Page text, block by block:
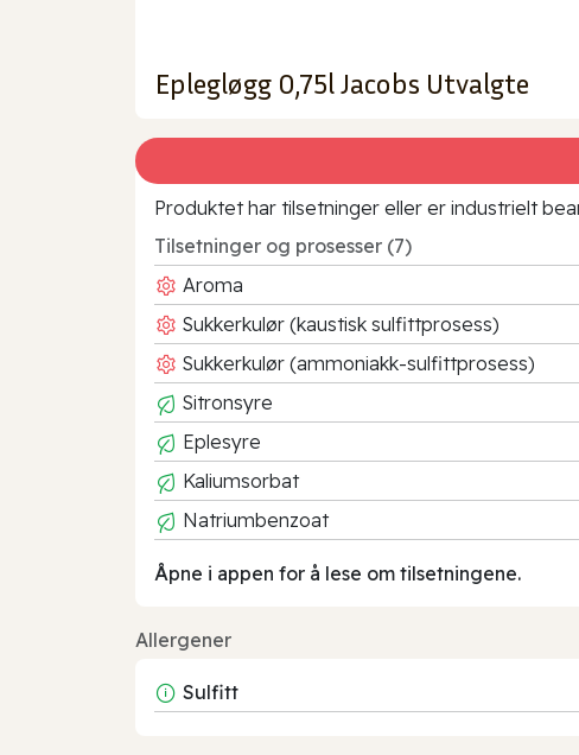
Eplegløgg 0,75l Jacobs Utvalgte
Produktet har tilsetninger eller er industrielt
Tilsetninger og prosesser (7)
Aroma
Sukkerkulør (kaustisk sulfittprosess)
Sukkerkulør (ammoniakk-sulfittprosess)
Sitronsyre
Eplesyre
Kaliumsorbat
Natriumbenzoat
Åpne i appen for å lese om tilsetningene.
Allergener
Sulfitt